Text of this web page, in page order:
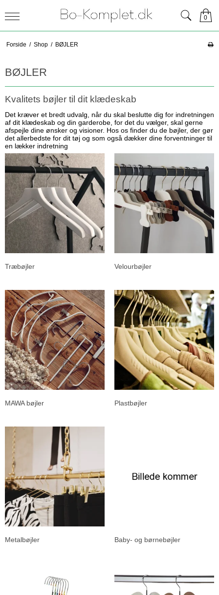
0
Forside / Shop / BØJLER
BØJLER
Kvalitets bøjler til dit klædeskab
Det kræver et bredt udvalg, når du skal beslutte dig for indretningen
af dit klædeskab og din garderobe, for det du vælger, skal gerne
afspejle dine ønsker og visioner. Hos os finder du de bøjler, der gør
det allerbedste for dit tøj og som også dækker dine forventninger til
en lækker indretning
Træbøjler Velourbøjler
MAWA bøjler Plastbøjler
Metalbøjler Baby- og børnebøjler